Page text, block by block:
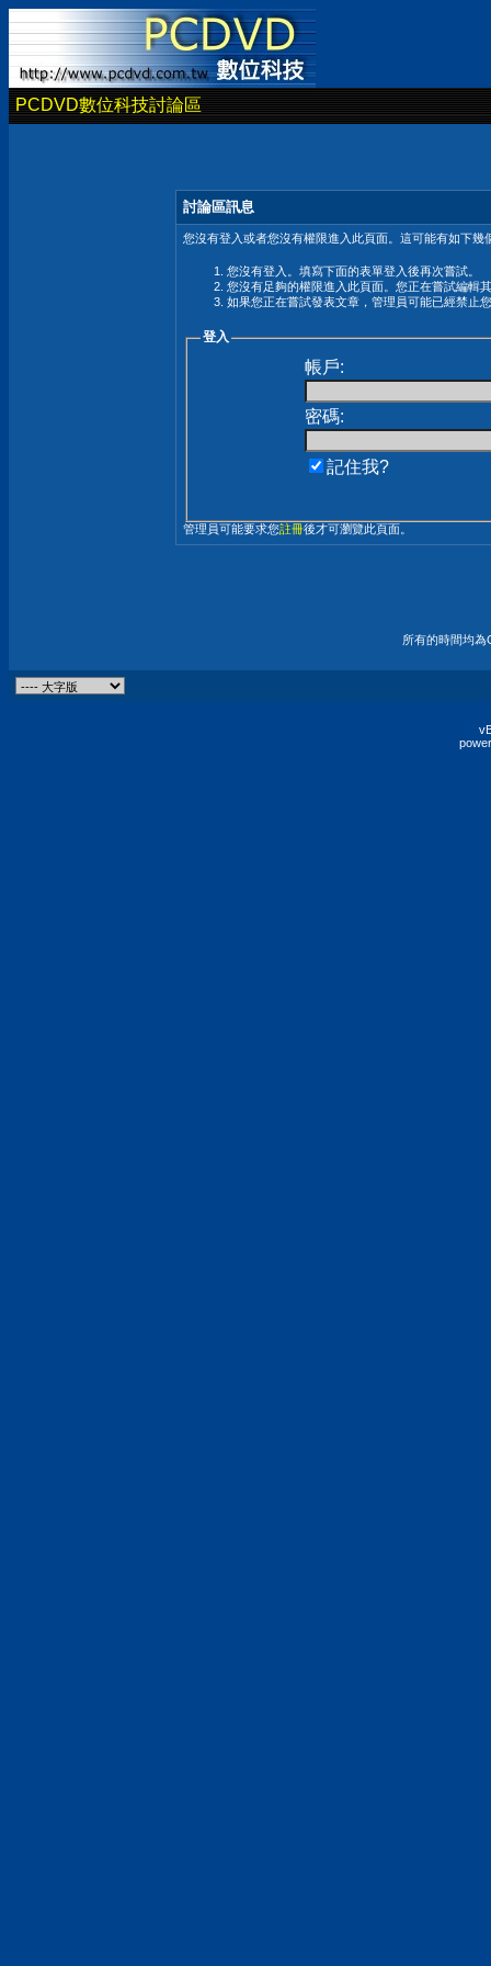
PCDVD數位科技討論區
討論區訊息
您沒有登入或者您沒有權限進入此頁面。這可能有如下幾
您沒有登入。填寫下面的表單登入後再次嘗試。
您沒有足夠的權限進入此頁面。您正在嘗試編輯
如果您正在嘗試發表文章，管理員可能已經禁止
登入
帳戶:
密碼:
記住我?
管理員可能要求您註冊後才可瀏覽此頁面。
所有的時間均為